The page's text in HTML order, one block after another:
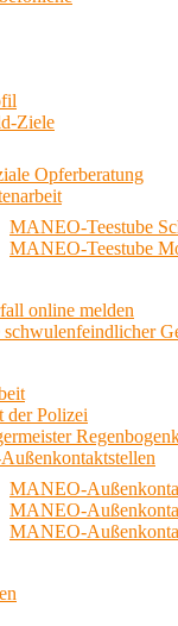
Ziele
Opferberatung
MANEO-Teestube
MANEO-Teestube
online melden
schwulenfeindlicher
der Polizei
MANEO-
MANEO-
MANEO-